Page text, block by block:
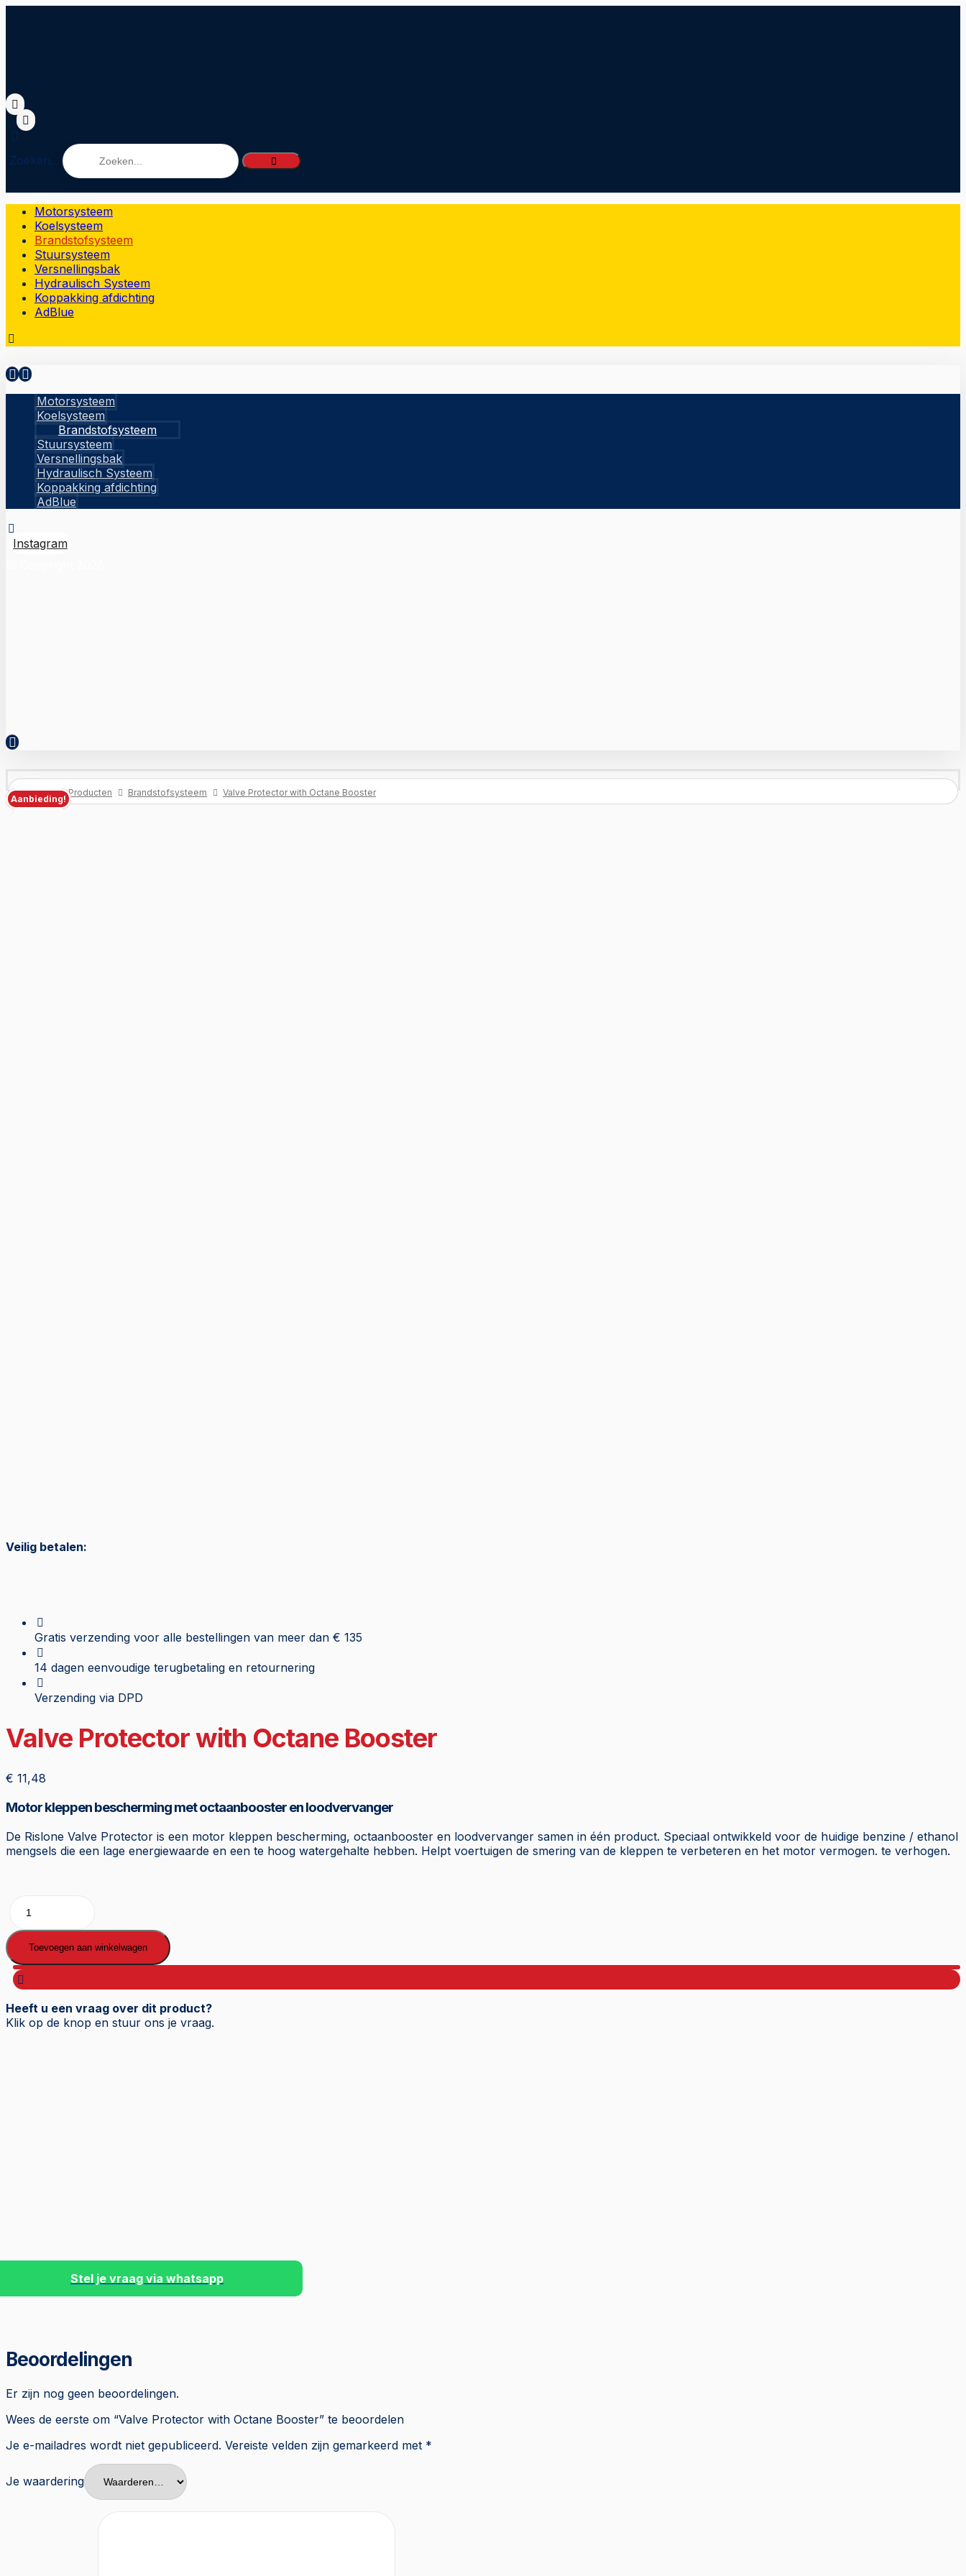
Zoeken...
Motorsysteem
Koelsysteem
Brandstofsysteem
Stuursysteem
Versnellingsbak
Hydraulisch Systeem
Koppakking afdichting
AdBlue
Motorsysteem
Koelsysteem
Brandstofsysteem
Stuursysteem
Versnellingsbak
Hydraulisch Systeem
Koppakking afdichting
AdBlue
Instagram
Home Producten Brandstofsysteem Valve Protector with Octane Booster
Aanbieding!
Veilig betalen:
Gratis verzending voor alle bestellingen van meer dan € 135
14 dagen eenvoudige terugbetaling en retournering
Verzending via DPD
Valve Protector with Octane Booster
€ 11,48
Motor kleppen bescherming met octaanbooster en loodvervanger
De Rislone Valve Protector is een motor kleppen bescherming, octaanbooster en loodvervanger samen in één product. Speciaal ontwikkeld voor de huidige benzine / ethanol
mengsels die een lage energiewaarde en een te hoog watergehalte hebben. Helpt voertuigen de smering van de kleppen te verbeteren en het motor vermogen. te verhogen.
Protector
with
Octane
Booster
aantal
Toevoegen aan winkelwagen
Heeft u een vraag over dit product?
Klik op de knop en stuur ons je vraag.
Stel je vraag via whatsapp
Beoordelingen
Er zijn nog geen beoordelingen.
Wees de eerste om “Valve Protector with Octane Booster” te beoordelen
Je e-mailadres wordt niet gepubliceerd. Vereiste velden zijn gemarkeerd met *
Je waardering